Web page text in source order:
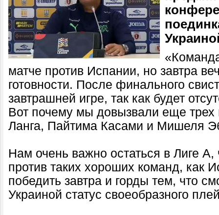
матче против Испании, но завтра
готовности. После финального
завтрашней игре, так как будет
Вот почему мы довызвали еще
Ланга, Пайтима Касами и Мишеля
Нам очень важно остаться в Лиге А,
против таких хороших команд, как
победить завтра и горды тем, что
Украиной статус своеобразного